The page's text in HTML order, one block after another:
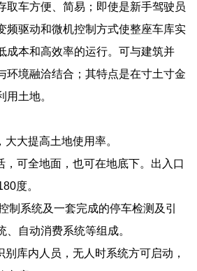
取车方便、简易；即使是新手驾驶员
频驱动和微机控制方式使整座车库实
成本和高效率的运行。可与建筑并
环境融洽结合；其特点是在寸土寸金
用土地。
大提高土地使用率。
，可全地面，也可在地底下。出入口
度。
制系统及一套完成的停车检测及引
自动消费系统等组成。
库内人员，无人时系统方可启动，